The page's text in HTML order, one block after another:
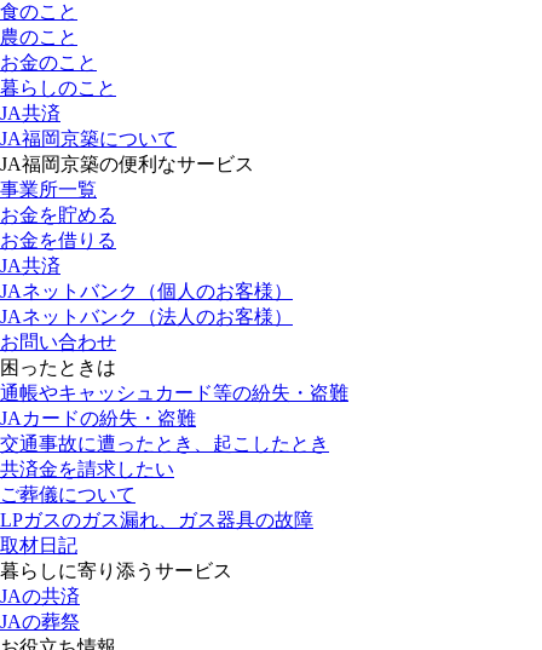
食のこと
農のこと
お金のこと
暮らしのこと
JA共済
JA福岡京築について
JA福岡京築の便利なサービス
事業所一覧
お金を貯める
お金を借りる
JA共済
JAネットバンク（個人のお客様）
JAネットバンク（法人のお客様）
お問い合わせ
困ったときは
通帳やキャッシュカード等の紛失・盗難
JAカードの紛失・盗難
交通事故に遭ったとき、起こしたとき
共済金を請求したい
ご葬儀について
LPガスのガス漏れ、ガス器具の故障
取材日記
暮らしに寄り添うサービス
JAの共済
JAの葬祭